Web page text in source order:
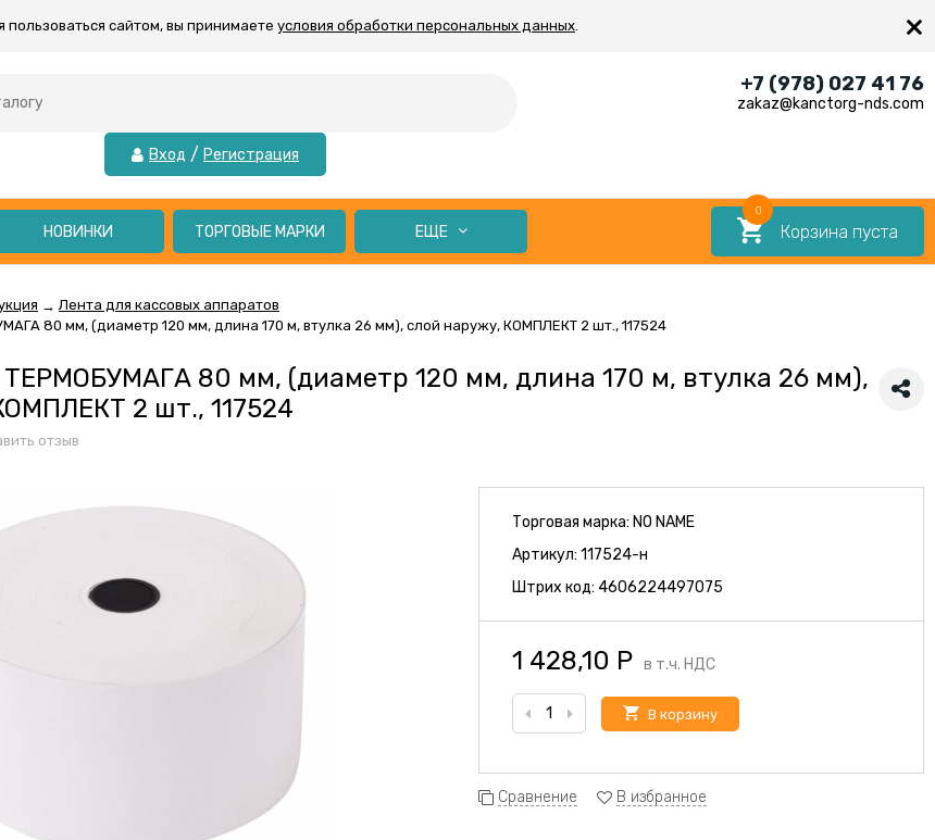
сайтом, вы принимаете условия обработки персональных данных. ×
Вход / Регистрация
+7 (978) 027 41 76
zakaz@kanctorg-nds.com
Корзина пуста
0
НОВИНКИ ТОРГОВЫЕ МАРКИ ЕЩЕ
→ Лента для кассовых аппаратов
80 мм, (диаметр 120 мм, длина 170 м, втулка 26 мм), слой наружу, КОМПЛЕКТ 2 шт., 117524
ТЕРМОБУМАГА 80 мм, (диаметр 120 мм, длина 170 м, втулка 26 мм),
2 шт., 117524
отзыв
Торговая марка: NO NAME
Артикул:117524-н
Штрих код:4606224497075
1 428,10 Р в т.ч. НДС
В корзину
Сравнение В избранное